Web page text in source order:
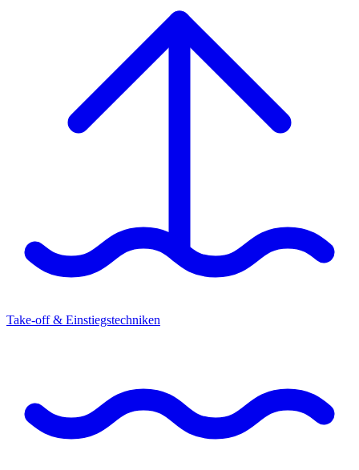
Take-off & Einstiegstechniken